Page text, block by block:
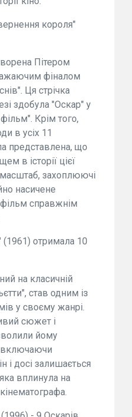
короля"
Пітером
фіналом
Ця стрічка
здобула "Оскар" у
Крім того,
в усіх 11
представлена, що
в історії цієї
масштаб, захоплюючі
насичене
справжнім
(1961) отримала 10
на класичній
став одним із
у своєму жанрі.
сюжет і
йому
включаючи
і досі залишається
вплинула на